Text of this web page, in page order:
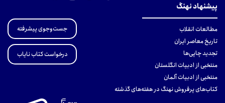
پیشنهاد نهنگ
مطالعات انقلاب
تاریخ معاصر ایران
تجدید چاپی‌ها
منتخبی از ادبیات انگلستان
منتخبی از ادبیات آلمان
کتاب‌های پرفروش نهنگ در هفته‌های گذشته
جست‌وجوی پیشرفته
درخواست کتاب نایاب